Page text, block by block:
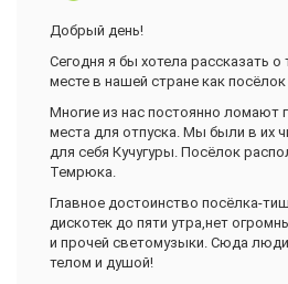
Добрый день!
Сегодня я бы хотела рассказать
месте в нашей стране как посёлок
Многие из нас постоянно ломают
места для отпуска. Мы были в их
для себя Кучугуры. Посёлок
Темрюка.
Главное достоинство посёлка-
дискотек до пяти утра,нет
и прочей светомузыки. Сюда
телом и душой!